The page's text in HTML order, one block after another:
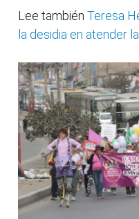
Lee también Teresa
la desidia en atender